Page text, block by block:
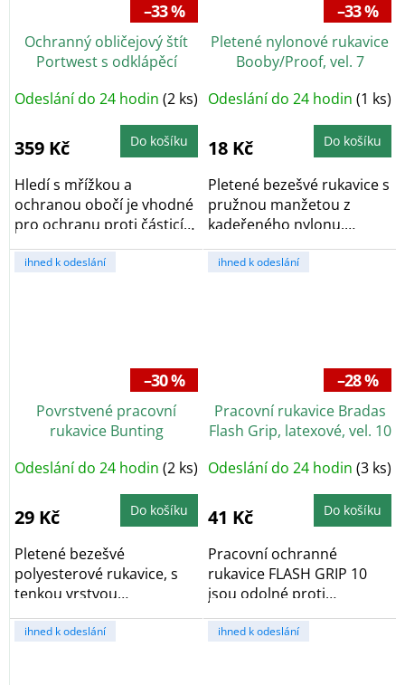
–33 %
Ochranný obličejový štít
Portwest s odklápěcí
Odeslání do 24 hodin (2 ks)
359 Kč Do košíku
Hledí s mřížkou a
ochranou obočí je vhodné
pro ochranu proti částicím
letícím velkou...
–33 %
Pletené nylonové rukavice
Booby/Proof, vel. 7
Odeslání do 24 hodin (1 ks)
18 Kč Do košíku
Pletené bezešvé rukavice s
pružnou manžetou z
kadeřeného nylonu.
Chrání ruce při práci...
ihned k odeslání
–30 %
Povrstvené pracovní
rukavice Bunting
Odeslání do 24 hodin (2 ks)
29 Kč Do košíku
Pletené bezešvé
polyesterové rukavice, s
tenkou vrstvou
polyuretanu v dlani a na...
ihned k odeslání
–28 %
Pracovní rukavice Bradas
Flash Grip, latexové, vel. 10
Odeslání do 24 hodin (3 ks)
41 Kč Do košíku
Pracovní ochranné
rukavice FLASH GRIP 10
jsou odolné proti
škrábancům a
opotřebení,...
ihned k odeslání ihned k odeslání